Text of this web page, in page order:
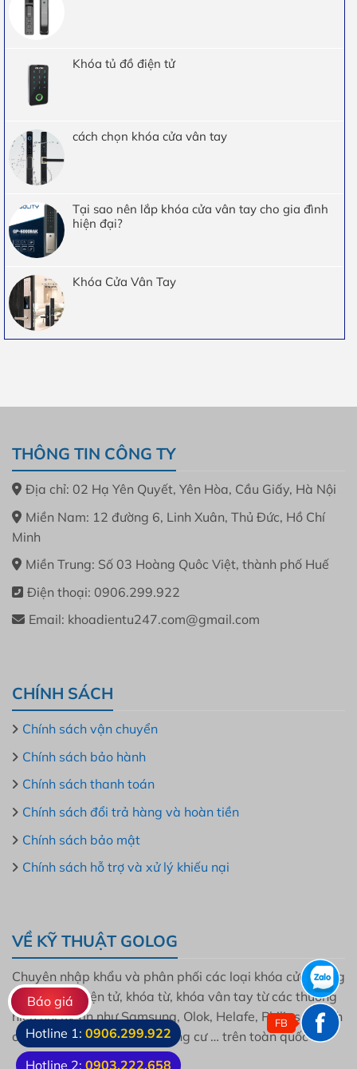
Khóa tủ đồ điện tử
cách chọn khóa cửa vân tay
Tại sao nên lắp khóa cửa vân tay cho gia đình
hiện đại?
Khóa Cửa Vân Tay
THÔNG TIN CÔNG TY
Địa chỉ: 02 Hạ Yên Quyết, Yên Hòa, Cầu Giấy, Hà Nội
Miền Nam: 12 đường 6, Linh Xuân, Thủ Đức, Hồ Chí
Minh
Miền Trung: Số 03 Hoàng Quôc Việt, thành phố Huế
Điện thoại: 0906.299.922
Email: khoadientu247.com@gmail.com
CHÍNH SÁCH
Chính sách vận chuyển
Chính sách bảo hành
Chính sách thanh toán
Chính sách đổi trả hàng và hoàn tiền
Chính sách bảo mật
Chính sách hỗ trợ và xử lý khiếu nại
VỀ KỸ THUẬT GOLOG
Chuyên nhập khẩu và phân phối các loại khóa cửa thông
minh, khóa điện tử, khóa từ, khóa vân tay từ các thương
hiệu nổi uy tín như Samsung, Olok, Helafe, Philips, Bosch
cho mọi gia đình, dự án, chung cư … trên toàn quốc
Báo giá
Hotline 1: 0906.299.922
Hotline 2: 0903.222.658
FB